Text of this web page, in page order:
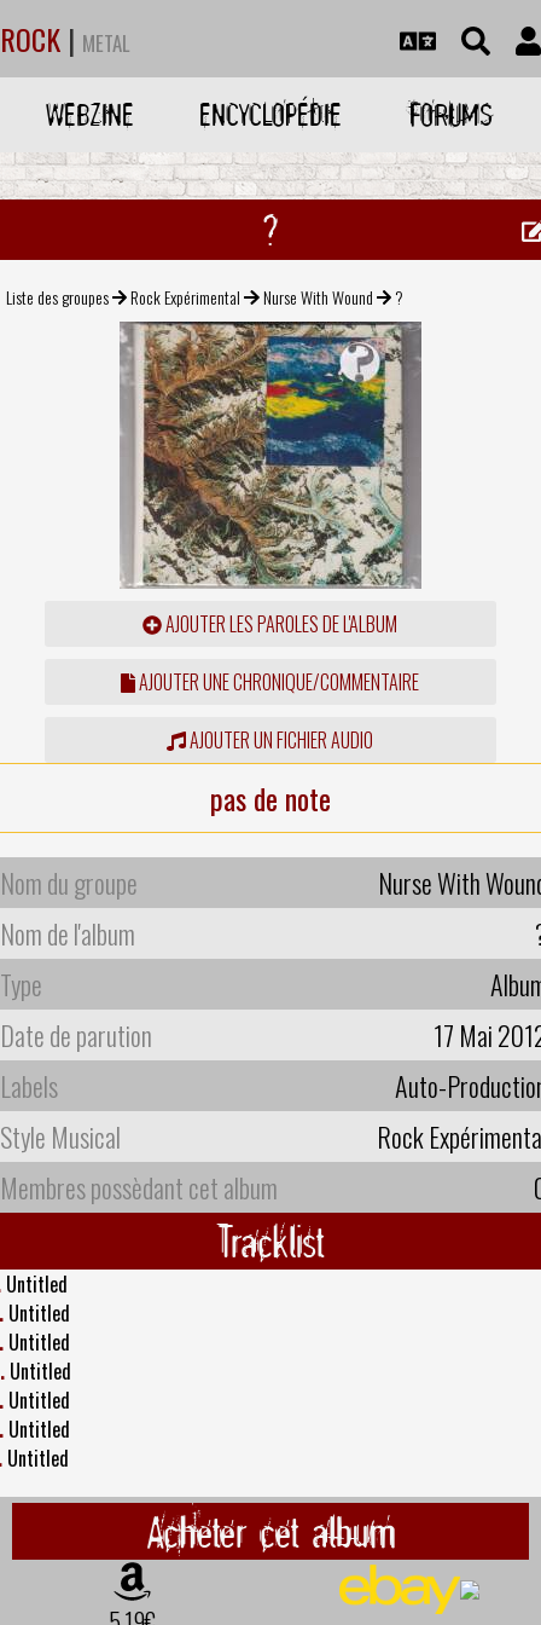
ROCK | METAL
WEBZINE ENCYCLOPÉDIE FORUMS
?
Liste des groupes Rock Expérimental Nurse With Wound ?
AJOUTER LES PAROLES DE L'ALBUM
AJOUTER UNE CHRONIQUE/COMMENTAIRE
AJOUTER UN FICHIER AUDIO
pas de note
Nom du groupe
Nurse With
Nom de l'album
Type
Date de parution
17 Mai
Labels
Auto-
Style Musical
Rock
Membres possèdant cet album
Tracklist
Untitled
Untitled
Untitled
Untitled
Untitled
Untitled
Untitled
Acheter cet album